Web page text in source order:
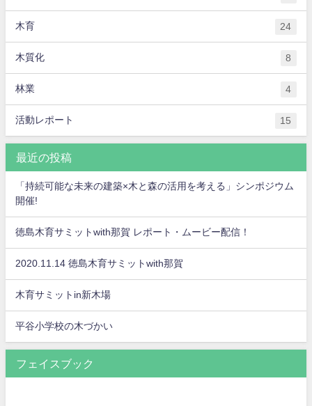
木育 24
木質化 8
林業 4
活動レポート 15
最近の投稿
「持続可能な未来の建築×木と森の活用を考える」シンポジウム
開催!
徳島木育サミットwith那賀 レポート・ムービー配信！
2020.11.14 徳島木育サミットwith那賀
木育サミットin新木場
平谷小学校の木づかい
フェイスブック